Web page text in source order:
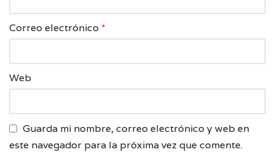
Correo electrónico *
Web
Guarda mi nombre, correo electrónico y web en
este navegador para la próxima vez que comente.